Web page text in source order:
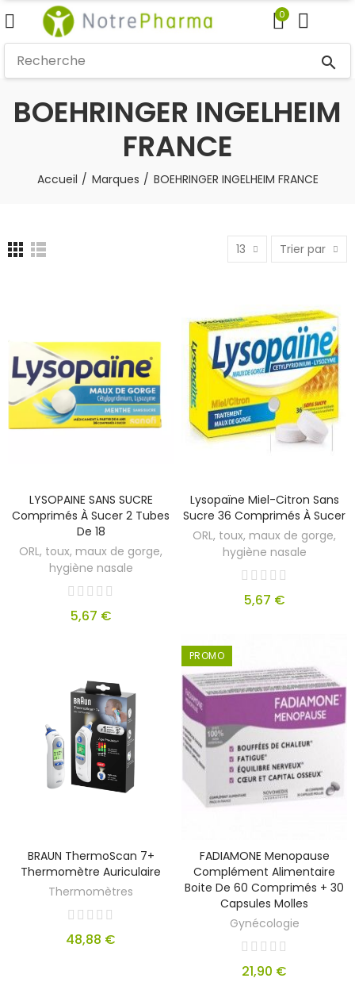
0
search
BOEHRINGER INGELHEIM
FRANCE
Accueil Marques BOEHRINGER INGELHEIM FRANCE
13 Trier par
LYSOPAINE SANS SUCRE
Comprimés À Sucer 2 Tubes
De 18
ORL, toux, maux de gorge,
hygiène nasale
5,67 €
Lysopaïne Miel-Citron Sans
Sucre 36 Comprimés À Sucer
ORL, toux, maux de gorge,
hygiène nasale
5,67 €
BRAUN ThermoScan 7+
Thermomètre Auriculaire
Thermomètres
48,88 €
PROMO
FADIAMONE Menopause
Complément Alimentaire
Boite De 60 Comprimés + 30
Capsules Molles
Gynécologie
21,90 €